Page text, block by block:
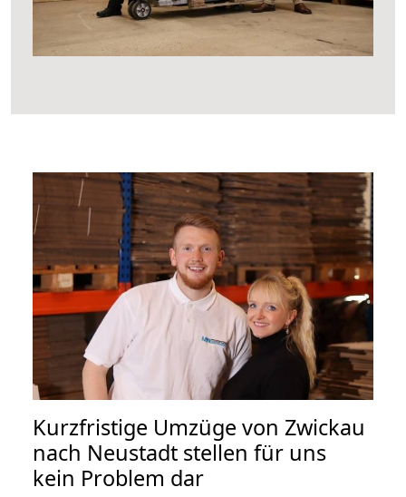
Kurzfristige Umzüge von Zwickau
nach Neustadt stellen für uns
kein Problem dar